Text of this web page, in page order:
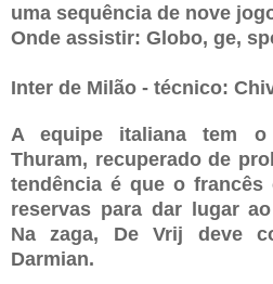
uma sequência de nove
Onde assistir: Globo, ge,
Inter de Milão - técnico:
A equipe italiana tem
Thuram, recuperado de
tendência é que o francês
reservas para dar lugar
Na zaga, De Vrij deve
Darmian.